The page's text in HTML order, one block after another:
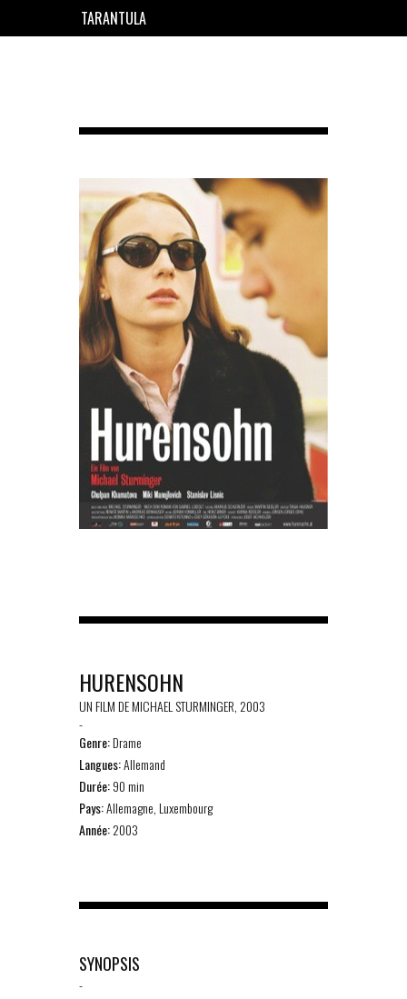
TARANTULA
HURENSOHN
UN FILM DE MICHAEL STURMINGER, 2003
-
Genre:Drame
Langues:Allemand
Durée:90 min
Pays:Allemagne, Luxembourg
Année:2003
SYNOPSIS
-